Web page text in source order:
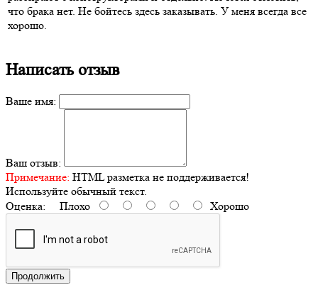
что брака нет. Не бойтесь здесь заказывать. У меня всегда все
хорошо.
Написать отзыв
Ваше имя:
Ваш отзыв:
Примечание: HTML разметка не поддерживается!
Используйте обычный текст.
Оценка: Плохо Хорошо
Продолжить